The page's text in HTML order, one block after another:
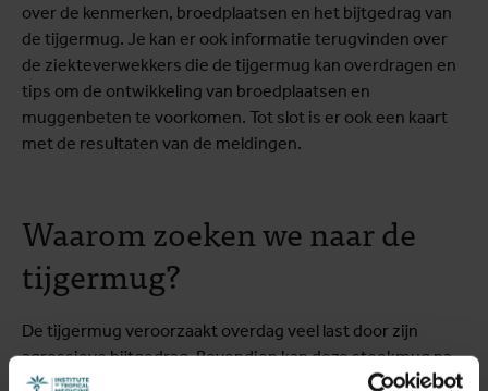
over de kenmerken, broedplaatsen en het bijtgedrag van
de tijgermug. Je kan er ook informatie terugvinden over
de ziekteverwekkers die de tijgermug kan overdragen en
tips om de ontwikkeling van broedplaatsen en
muggenbeten te voorkomen. Tot slot is er ook een kaart
met de resultaten van de meldingen.
Waarom zoeken we naar de
tijgermug?
De tijgermug veroorzaakt overdag veel last door zijn
agressieve bijtgedrag. Bovendien kan deze steekmug na
het bijten van een besmet persoon, het dengue-,